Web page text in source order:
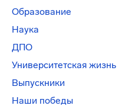
Образование
Наука
ДПО
Университетская жизнь
Выпускники
Наши победы